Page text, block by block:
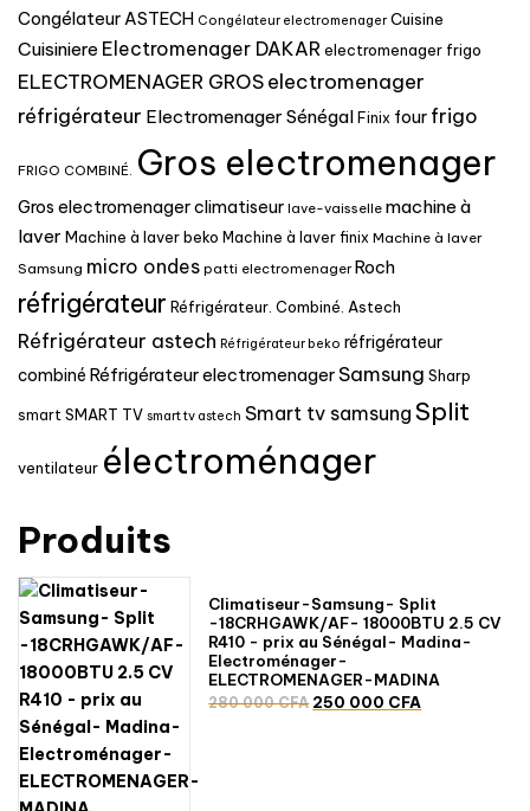
Congélateur ASTECH Congélateur electromenager Cuisine
Cuisiniere Electromenager DAKAR electromenager frigo
ELECTROMENAGER GROS electromenager
réfrigérateur Electromenager Sénégal Finix four frigo
FRIGO COMBINÉ. Gros electromenager
Gros electromenager climatiseur lave-vaisselle machine à
laver Machine à laver beko Machine à laver finix Machine à laver
Samsung micro ondes patti electromenager Roch
réfrigérateur Réfrigérateur. Combiné. Astech
Réfrigérateur astech Réfrigérateur beko réfrigérateur
combiné Réfrigérateur electromenagerSamsung Sharp
smart SMART TV smart tv astech Smart tv samsung Split
ventilateur électroménager
Produits
Climatiseur-Samsung- Split
-18CRHGAWK/AF- 18000BTU 2.5 CV
R410 - prix au Sénégal- Madina-
Electroménager-
ELECTROMENAGER-MADINA
280 000CFA Le
250 000 CFALe